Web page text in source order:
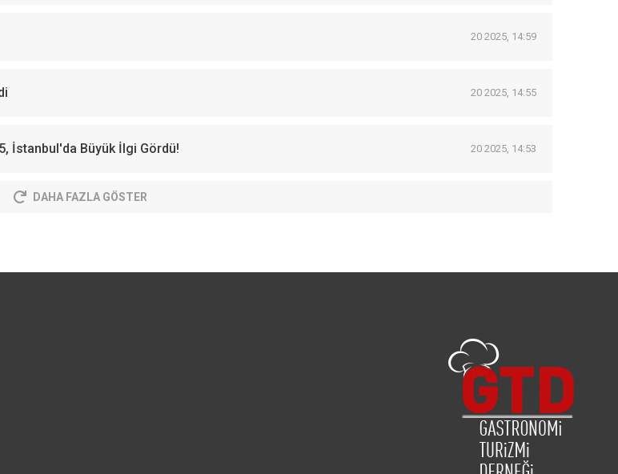
20 2025, 14:59
20 2025, 14:55
İstanbul'da Büyük İlgi Gördü! 20 2025, 14:53
DAHA FAZLA GÖSTER